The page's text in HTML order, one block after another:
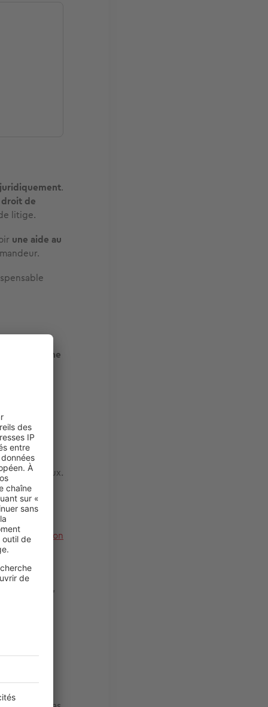
.
de
litige.
une aide au
à
une
les
principaux.
habitation
sans
privatives,
les
rencontre